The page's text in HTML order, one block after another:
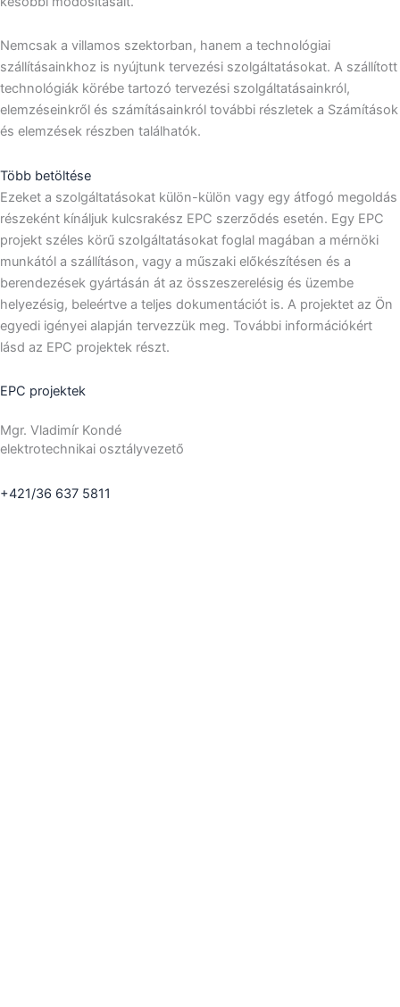
Nemcsak a villamos szektorban, hanem a technológiai
szállításainkhoz is nyújtunk tervezési szolgáltatásokat. A szállított
technológiák körébe tartozó tervezési szolgáltatásainkról,
elemzéseinkről és számításainkról további részletek a Számítások
és elemzések részben találhatók.
Több betöltése
Ezeket a szolgáltatásokat külön-külön vagy egy átfogó megoldás
részeként kínáljuk kulcsrakész EPC szerződés esetén. Egy EPC
projekt széles körű szolgáltatásokat foglal magában a mérnöki
munkától a szállításon, vagy a műszaki előkészítésen és a
berendezések gyártásán át az összeszerelésig és üzembe
helyezésig, beleértve a teljes dokumentációt is. A projektet az Ön
egyedi igényei alapján tervezzük meg. További információkért
lásd az EPC projektek részt.
EPC projektek
Mgr. Vladimír Kondé
elektrotechnikai osztályvezető
+421/36 637 5811